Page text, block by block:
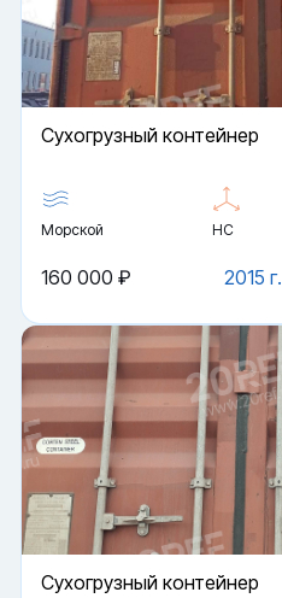
Cухогрузный контейнер
Морской HC
2015 г.
160 000 ₽
Cухогрузный контейнер